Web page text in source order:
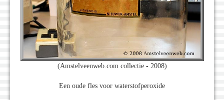
(Amstelveenweb.com collectie - 2008)
Een oude fles voor waterstofperoxide